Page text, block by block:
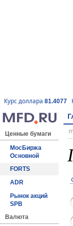
Курс доллара 81.4077
Ценные бумаги
МосБиржа
Основной
FORTS
ADR
Рынок акций
SPB
Валюта